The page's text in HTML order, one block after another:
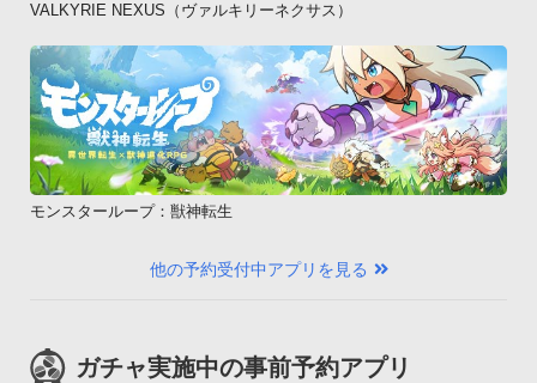
VALKYRIE NEXUS（ヴァルキリーネクサス）
モンスターループ：獣神転生
他の予約受付中アプリを見る
ガチャ実施中の事前予約アプリ